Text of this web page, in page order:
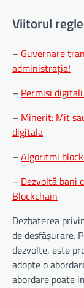
Viitorul
– Guvernare
administrația!
– Permisi
– Minerit: Mit
digitala
– Algoritmi
– Dezvoltă bani
Blockchain
Dezbaterea
de desfășurare.
dezvolte, este
adopte o
abordare poate